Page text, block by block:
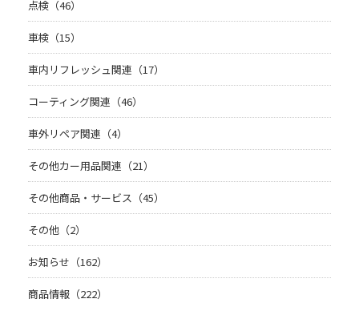
点検（46）
車検（15）
車内リフレッシュ関連（17）
コーティング関連（46）
車外リペア関連（4）
その他カー用品関連（21）
その他商品・サービス（45）
その他（2）
お知らせ（162）
商品情報（222）